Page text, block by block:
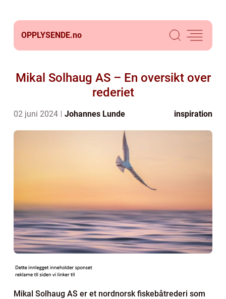
OPPLYSENDE.no
Mikal Solhaug AS – En oversikt over
rederiet
02 juni 2024 Johannes Lunde inspiration
Mikal Solhaug AS er et nordnorsk fiskebåtrederi som